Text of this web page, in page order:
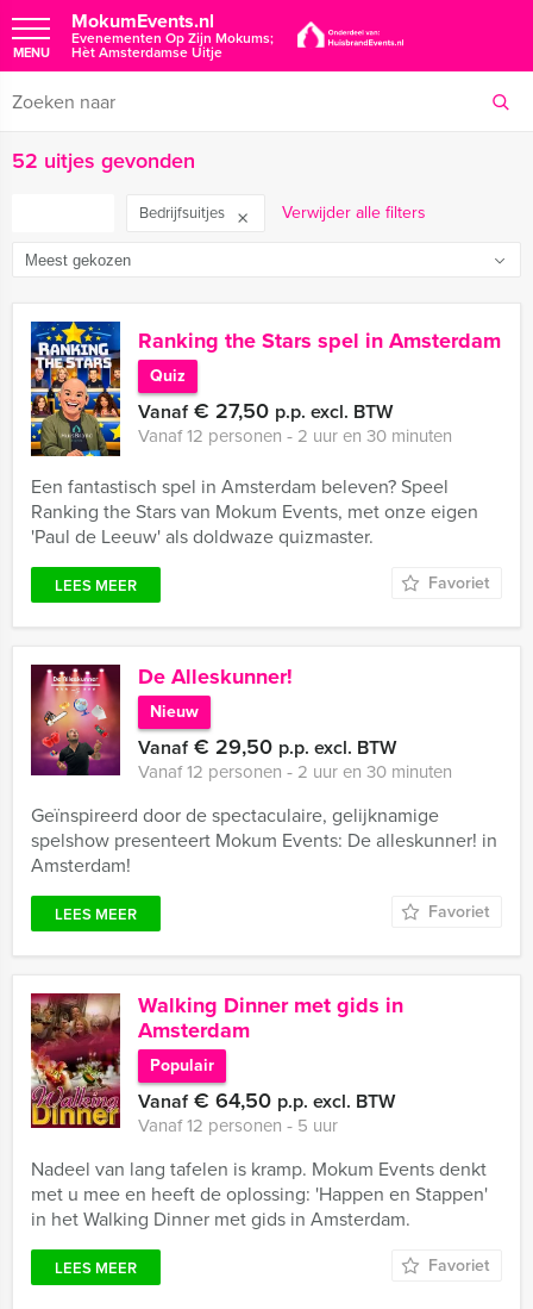
MokumEvents.nl
Evenementen Op Zijn Mokums;
Hèt Amsterdamse Uitje
MENU
52 uitjes gevonden
Bedrijfsuitjes Verwijder alle filters
Ranking the Stars spel in Amsterdam
Quiz
Vanaf€ 27,50 p.p. excl. BTW
Vanaf 12 personen ‐ 2 uur en 30 minuten
Een fantastisch spel in Amsterdam beleven? Speel
Ranking the Stars van Mokum Events, met onze eigen
'Paul de Leeuw' als doldwaze quizmaster.
LEES MEER Favoriet
De Alleskunner!
Nieuw
Vanaf€ 29,50 p.p. excl. BTW
Vanaf 12 personen ‐ 2 uur en 30 minuten
Geïnspireerd door de spectaculaire, gelijknamige
spelshow presenteert Mokum Events: De alleskunner! in
Amsterdam!
LEES MEER Favoriet
Walking Dinner met gids in
Amsterdam
Populair
Vanaf€ 64,50 p.p. excl. BTW
Vanaf 12 personen ‐ 5 uur
Nadeel van lang tafelen is kramp. Mokum Events denkt
met u mee en heeft de oplossing: 'Happen en Stappen'
in het Walking Dinner met gids in Amsterdam.
LEES MEER Favoriet